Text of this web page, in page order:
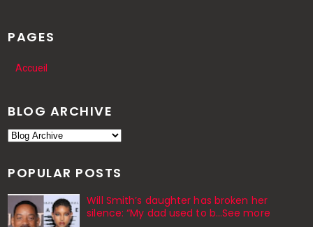
PAGES
Accueil
BLOG ARCHIVE
POPULAR POSTS
Will Smith’s daughter has broken her
silence: “My dad used to b…See more